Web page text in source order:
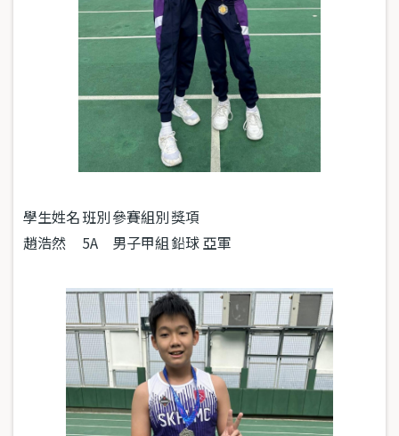
學生姓名班別參賽組別獎項
趙浩然
5A 男子甲組鉛球 亞軍